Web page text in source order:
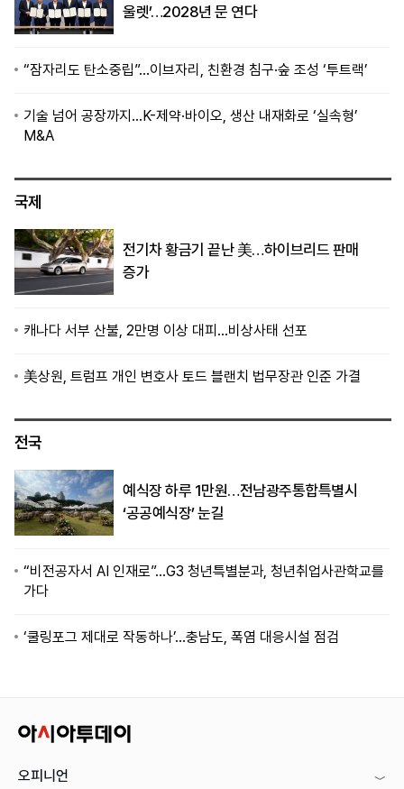
울렛’…2028년 문 연다
“잠자리도 탄소중립”…이브자리, 친환경 침구·숲 조성 ‘투트랙’
기술 넘어 공장까지…K-제약·바이오, 생산 내재화로 ‘실속형’
M&A
국제
전기차 황금기 끝난 美…하이브리드 판매
증가
캐나다 서부 산불, 2만명 이상 대피…비상사태 선포
美상원, 트럼프 개인 변호사 토드 블랜치 법무장관 인준 가결
전국
예식장 하루 1만원…전남광주통합특별시
‘공공예식장’ 눈길
“비전공자서 AI 인재로”…G3 청년특별분과, 청년취업사관학교를
가다
‘쿨링포그 제대로 작동하나’…충남도, 폭염 대응시설 점검
오피니언